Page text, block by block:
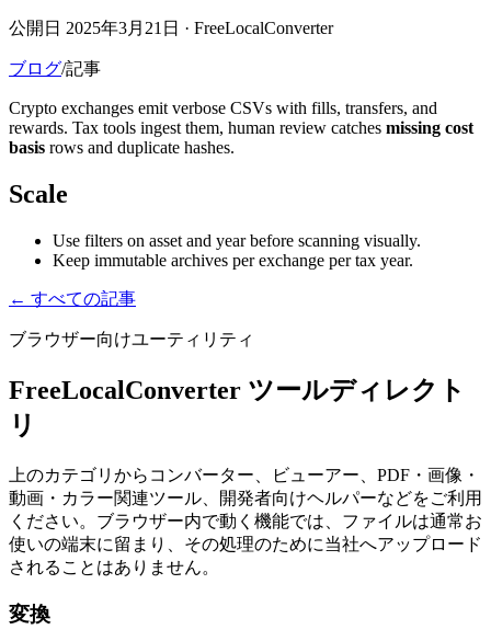
公開日 2025年3月21日 · FreeLocalConverter
ブログ/記事
Crypto exchanges emit verbose CSVs with fills, transfers, and
rewards. Tax tools ingest them, human review catches missing cost
basis rows and duplicate hashes.
Scale
Use filters on asset and year before scanning visually.
Keep immutable archives per exchange per tax year.
← すべての記事
ブラウザー向けユーティリティ
FreeLocalConverter ツールディレクト
リ
上のカテゴリからコンバーター、ビューアー、PDF・画像・
動画・カラー関連ツール、開発者向けヘルパーなどをご利用
ください。ブラウザー内で動く機能では、ファイルは通常お
使いの端末に留まり、その処理のために当社へアップロード
されることはありません。
変換